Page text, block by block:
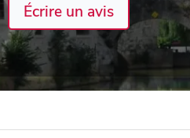
Écrire un avis